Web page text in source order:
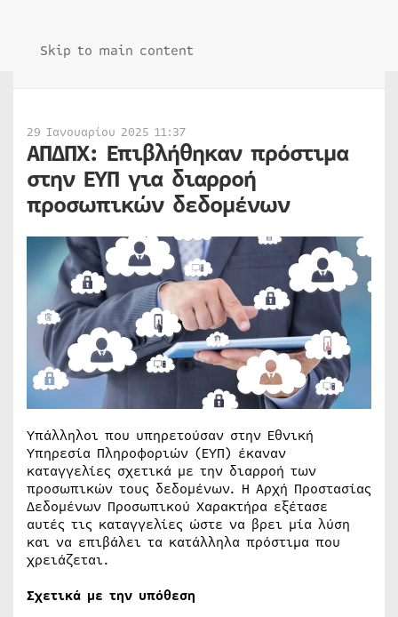
Skip to main content
29 Ιανουαρίου 2025 11:37
ΑΠΔΠΧ: Επιβλήθηκαν πρόστιμα
στην ΕΥΠ για διαρροή
προσωπικών δεδομένων
Υπάλληλοι που υπηρετούσαν στην Εθνική
Υπηρεσία Πληροφοριών (ΕΥΠ) έκαναν
καταγγελίες σχετικά με την διαρροή των
προσωπικών τους δεδομένων. Η Αρχή Προστασίας
Δεδομένων Προσωπικού Χαρακτήρα εξέτασε
αυτές τις καταγγελίες ώστε να βρει μία λύση
και να επιβάλει τα κατάλληλα πρόστιμα που
χρειάζεται.
Σχετικά με την υπόθεση